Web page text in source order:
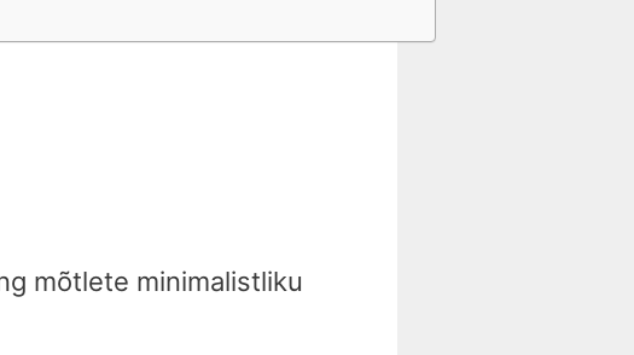
mõtlete minimalistliku